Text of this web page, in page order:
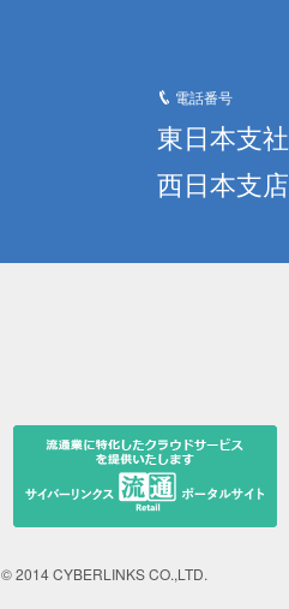
電話番号
東日本支社
西日本支店
© 2014 CYBERLINKS CO.,LTD.